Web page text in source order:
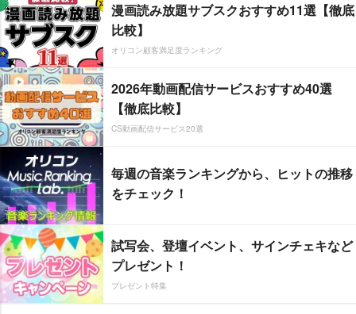
漫画読み放題サブスクおすすめ11選【徹底
比較】
オリコン顧客満足度ランキング
2026年動画配信サービスおすすめ40選
【徹底比較】
CS動画配信サービス20選
毎週の音楽ランキングから、ヒットの推移
をチェック！
試写会、登壇イベント、サインチェキなど
プレゼント！
プレゼント特集